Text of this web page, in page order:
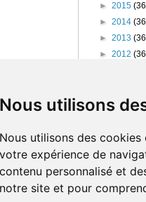
Nous utilisons
Nous utilisons des
votre expérience de
contenu personnalisé et
notre site et pour
► 2015
► 2014
► 2013
► 2012
2025